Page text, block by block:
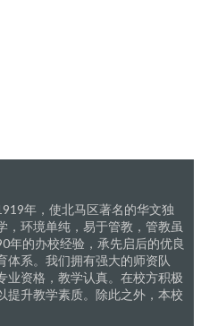
年，使北马区著名的华文独
，环境单纯，易于管教，管教虽
年的办校经验，承先启后的优良
体系。我们拥有强大的师资队
业资格，教学认真。在校方积极
提升教学素质。除此之外，本校